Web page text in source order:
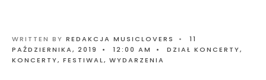
WRITTEN BY REDAKCJA MUSICLOVERS •
11
PAŹDZIERNIKA, 2019
• 12:00 AM • DZIAŁ KONCERTY,
KONCERTY, FESTIWAL, WYDARZENIA